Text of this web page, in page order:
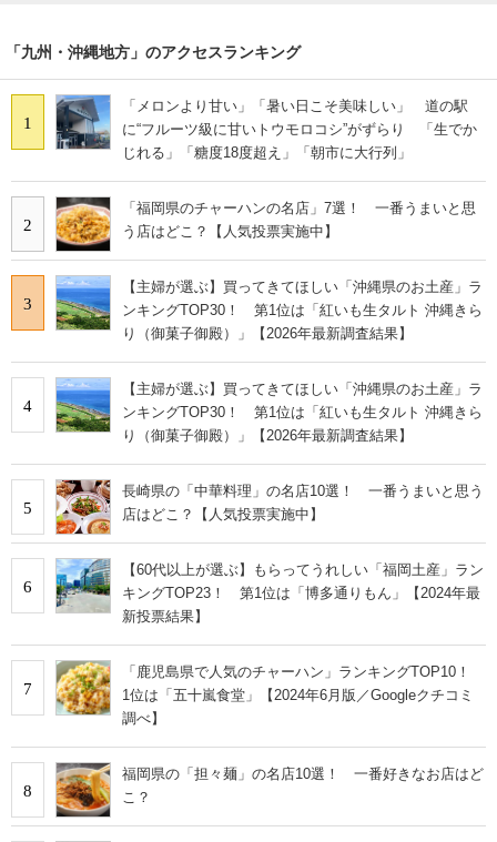
「九州・沖縄地方」のアクセスランキング
1
「メロンより甘い」「暑い日こそ美味しい」 道の駅
に“フルーツ級に甘いトウモロコシ”がずらり 「生でか
じれる」「糖度18度超え」「朝市に大行列」
2
「福岡県のチャーハンの名店」7選！ 一番うまいと思
う店はどこ？【人気投票実施中】
3
【主婦が選ぶ】買ってきてほしい「沖縄県のお土産」ラ
ンキングTOP30！ 第1位は「紅いも生タルト 沖縄きら
り（御菓子御殿）」【2026年最新調査結果】
4
【主婦が選ぶ】買ってきてほしい「沖縄県のお土産」ラ
ンキングTOP30！ 第1位は「紅いも生タルト 沖縄きら
り（御菓子御殿）」【2026年最新調査結果】
5
長崎県の「中華料理」の名店10選！ 一番うまいと思う
店はどこ？【人気投票実施中】
6
【60代以上が選ぶ】もらってうれしい「福岡土産」ラン
キングTOP23！ 第1位は「博多通りもん」【2024年最
新投票結果】
7
「鹿児島県で人気のチャーハン」ランキングTOP10！
1位は「五十嵐食堂」【2024年6月版／Googleクチコミ
調べ】
8
福岡県の「担々麺」の名店10選！ 一番好きなお店はど
こ？